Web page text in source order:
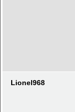
Lionel968